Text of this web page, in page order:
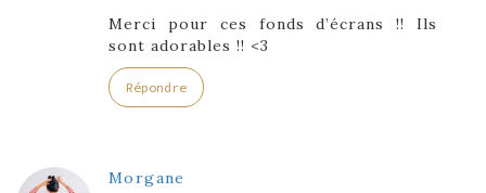
Merci pour ces fonds d’écrans !! Ils
sont adorables !! <3
Répondre
Morgane